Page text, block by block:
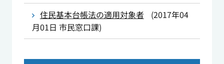
住民基本台帳法の適用対象者
(2017年04
月01日 市民窓口課)